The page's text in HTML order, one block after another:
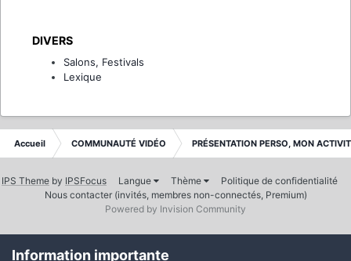
DIVERS
Salons, Festivals
Lexique
Accueil COMMUNAUTÉ VIDÉO PRÉSENTATION PERSO, MON
IPS Theme by IPSFocus Langue Thème
Politique de confidentialité
Nous contacter (invités, membres non-connectés, Premium)
Powered by Invision Community
Information importante